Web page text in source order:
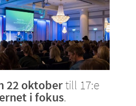
22 oktobertill 17:e
i fokus.